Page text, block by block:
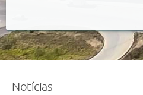
Notícias